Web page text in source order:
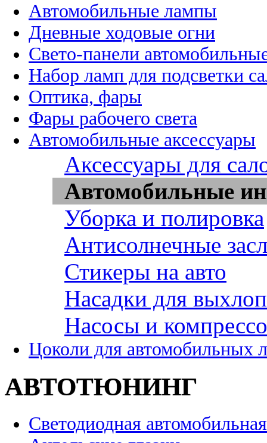
Автомобильные лампы
Дневные ходовые огни
Свето-панели
Набор ламп для подсветки
Оптика, фары
Фары рабочего света
Автомобильные аксессуары
Аксессуары для
Автомобильные
Уборка и полировка
Антисолнечные
Стикеры на авто
Насадки для
Насосы и
Цоколи для автомобильных
АВТОТЮНИНГ
Светодиодная